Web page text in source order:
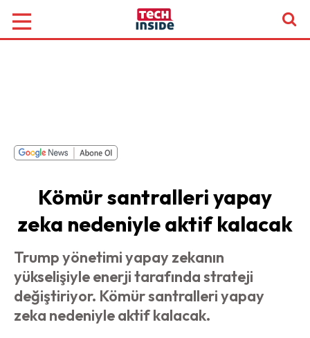
Kömür santralleri yapay
zeka nedeniyle aktif kalacak
Trump yönetimi yapay zekanın
yükselişiyle enerji tarafında strateji
değiştiriyor. Kömür santralleri yapay
zeka nedeniyle aktif kalacak.